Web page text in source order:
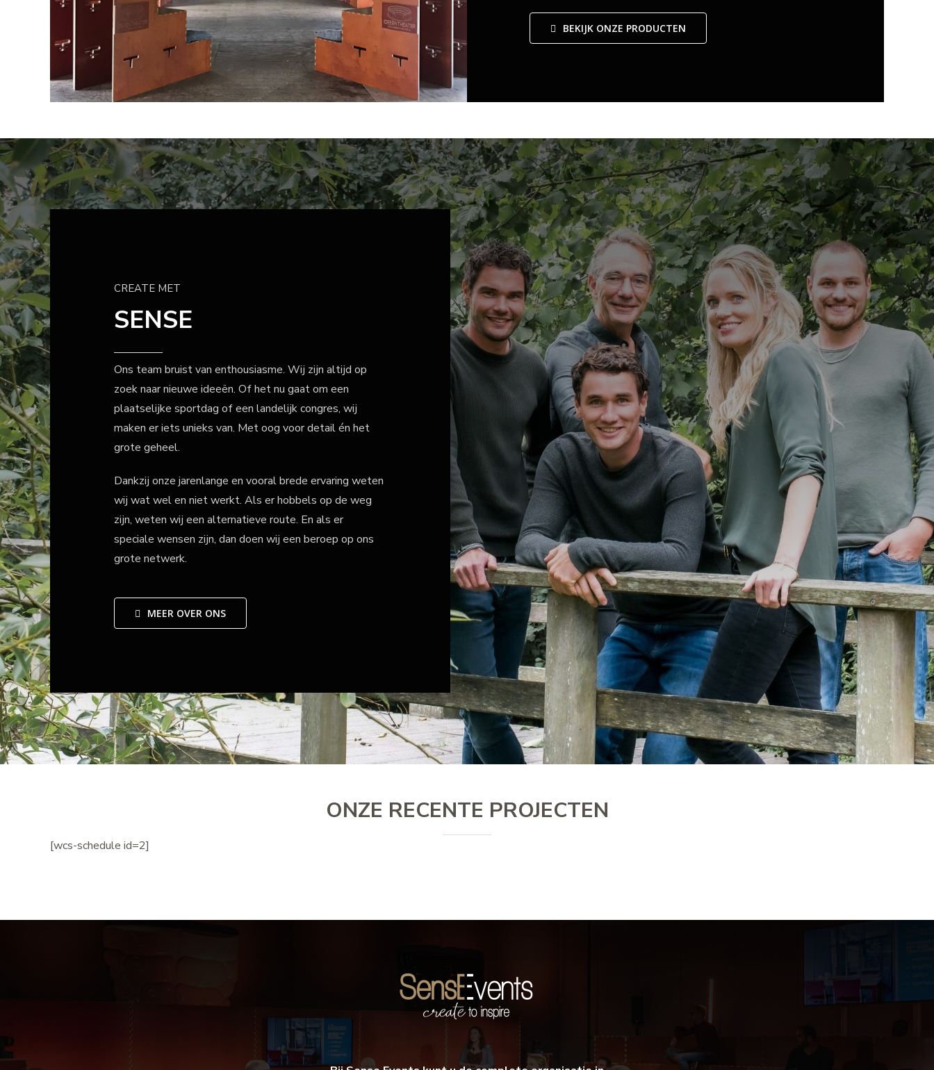
BEKIJK ONZE PRODUCTEN
CREATE MET
SENSE
Ons team bruist van enthousiasme. Wij zijn altijd op
zoek naar nieuwe ideeën. Of het nu gaat om een
plaatselijke sportdag of een landelijk congres, wij
maken er iets unieks van. Met oog voor detail én het
grote geheel.
Dankzij onze jarenlange en vooral brede ervaring weten
wij wat wel en niet werkt. Als er hobbels op de weg
zijn, weten wij een alternatieve route. En als er
speciale wensen zijn, dan doen wij een beroep op ons
grote netwerk.
MEER OVER ONS
ONZE RECENTE PROJECTEN
[wcs-schedule id=2]